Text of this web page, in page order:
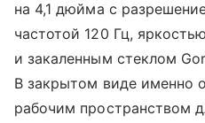
на 4,1 дюйма с
частотой 120 Гц,
и закаленным стеклом
В закрытом виде именно
рабочим пространством